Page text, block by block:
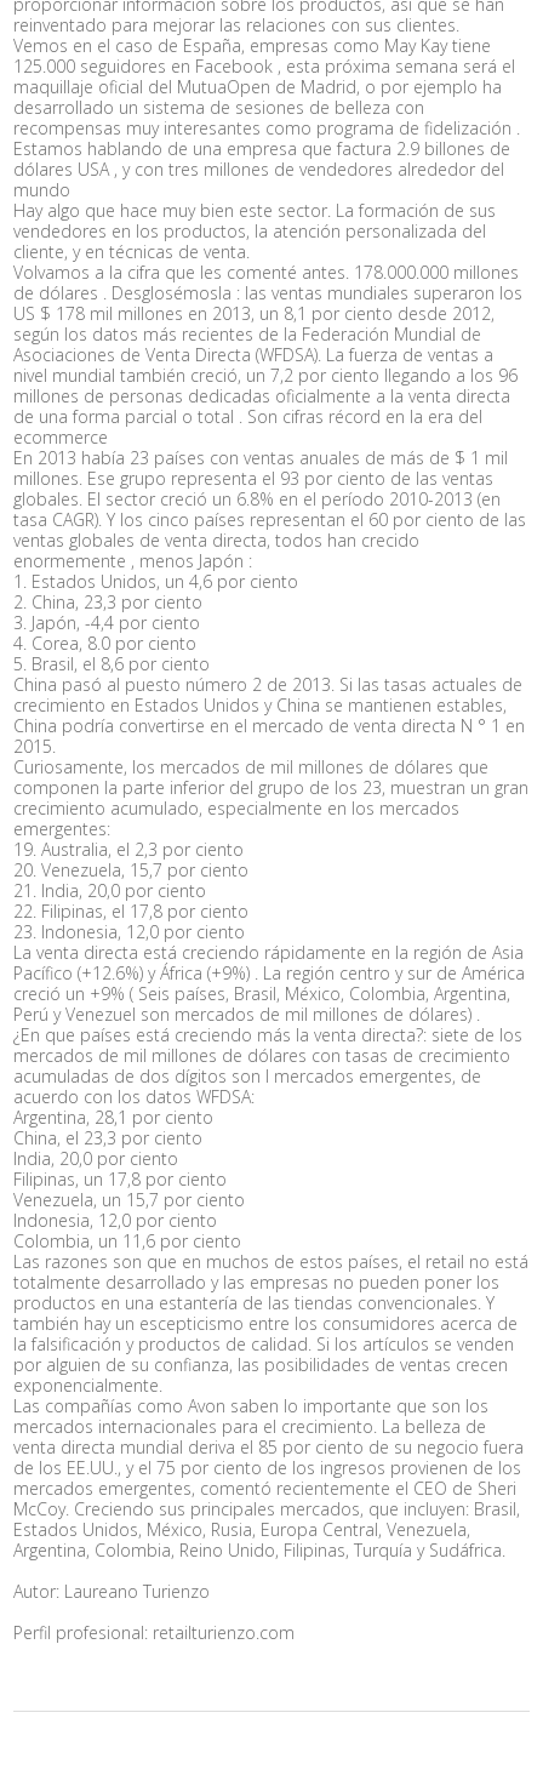
reinventado para mejorar las relaciones con sus clientes.
Vemos en el caso de España, empresas como May Kay tiene
125.000 seguidores en Facebook , esta próxima semana será el
maquillaje oficial del MutuaOpen de Madrid, o por ejemplo ha
desarrollado un sistema de sesiones de belleza con
recompensas muy interesantes como programa de fidelización .
Estamos hablando de una empresa que factura 2.9 billones de
dólares USA , y con tres millones de vendedores alrededor del
mundo
Hay algo que hace muy bien este sector. La formación de sus
vendedores en los productos, la atención personalizada del
cliente, y en técnicas de venta.
Volvamos a la cifra que les comenté antes. 178.000.000 millones
de dólares . Desglosémosla : las ventas mundiales superaron los
US $ 178 mil millones en 2013, un 8,1 por ciento desde 2012,
según los datos más recientes de la Federación Mundial de
Asociaciones de Venta Directa (WFDSA). La fuerza de ventas a
nivel mundial también creció, un 7,2 por ciento llegando a los 96
millones de personas dedicadas oficialmente a la venta directa
de una forma parcial o total . Son cifras récord en la era del
ecommerce
En 2013 había 23 países con ventas anuales de más de $ 1 mil
millones. Ese grupo representa el 93 por ciento de las ventas
globales. El sector creció un 6.8% en el período 2010-2013 (en
tasa CAGR). Y los cinco países representan el 60 por ciento de las
ventas globales de venta directa, todos han crecido
enormemente , menos Japón :
1. Estados Unidos, un 4,6 por ciento
2. China, 23,3 por ciento
3. Japón, -4,4 por ciento
4. Corea, 8.0 por ciento
5. Brasil, el 8,6 por ciento
China pasó al puesto número 2 de 2013. Si las tasas actuales de
crecimiento en Estados Unidos y China se mantienen estables,
China podría convertirse en el mercado de venta directa N ° 1 en
2015.
Curiosamente, los mercados de mil millones de dólares que
componen la parte inferior del grupo de los 23, muestran un gran
crecimiento acumulado, especialmente en los mercados
emergentes:
19. Australia, el 2,3 por ciento
20. Venezuela, 15,7 por ciento
21. India, 20,0 por ciento
22. Filipinas, el 17,8 por ciento
23. Indonesia, 12,0 por ciento
La venta directa está creciendo rápidamente en la región de Asia
Pacífico (+12.6%) y África (+9%) . La región centro y sur de América
creció un +9% ( Seis países, Brasil, México, Colombia, Argentina,
Perú y Venezuel son mercados de mil millones de dólares) .
¿En que países está creciendo más la venta directa?: siete de los
mercados de mil millones de dólares con tasas de crecimiento
acumuladas de dos dígitos son l mercados emergentes, de
acuerdo con los datos WFDSA:
Argentina, 28,1 por ciento
China, el 23,3 por ciento
India, 20,0 por ciento
Filipinas, un 17,8 por ciento
Venezuela, un 15,7 por ciento
Indonesia, 12,0 por ciento
Colombia, un 11,6 por ciento
Las razones son que en muchos de estos países, el retail no está
totalmente desarrollado y las empresas no pueden poner los
productos en una estantería de las tiendas convencionales. Y
también hay un escepticismo entre los consumidores acerca de
la falsificación y productos de calidad. Si los artículos se venden
por alguien de su confianza, las posibilidades de ventas crecen
exponencialmente.
Las compañías como Avon saben lo importante que son los
mercados internacionales para el crecimiento. La belleza de
venta directa mundial deriva el 85 por ciento de su negocio fuera
de los EE.UU., y el 75 por ciento de los ingresos provienen de los
mercados emergentes, comentó recientemente el CEO de Sheri
McCoy. Creciendo sus principales mercados, que incluyen: Brasil,
Estados Unidos, México, Rusia, Europa Central, Venezuela,
Argentina, Colombia, Reino Unido, Filipinas, Turquía y Sudáfrica.
Autor: Laureano Turienzo
Perfil profesional: retailturienzo.com